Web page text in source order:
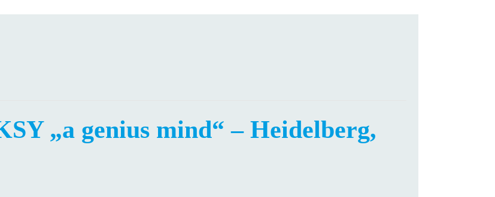
„a genius mind“ – Heidelberg,